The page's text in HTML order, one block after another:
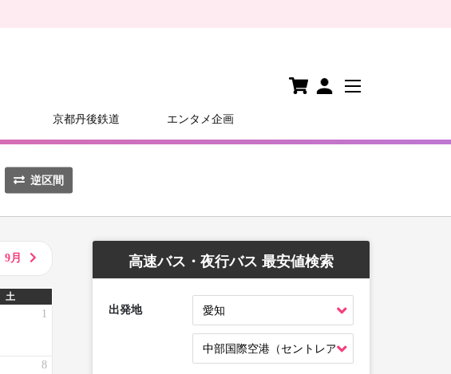
京都丹後鉄道 エンタメ企画
逆区間
9月
土
1
8
高速バス・夜行バス 最安値検索
出発地